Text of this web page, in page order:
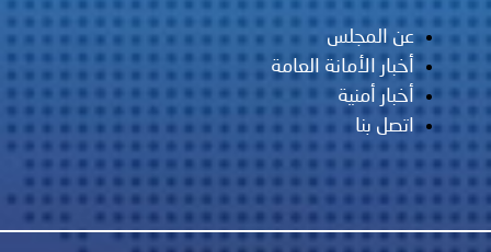
عن المجلس
أخبار الأمانة العامة
أخبار أمنية
اتصل بنا